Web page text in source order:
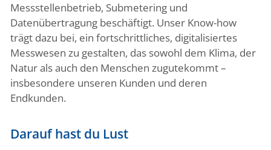
Messstellenbetrieb, Submetering und
Datenübertragung beschäftigt. Unser Know-how
trägt dazu bei, ein fortschrittliches, digitalisiertes
Messwesen zu gestalten, das sowohl dem Klima, der
Natur als auch den Menschen zugutekommt –
insbesondere unseren Kunden und deren
Endkunden.
Darauf hast du Lust